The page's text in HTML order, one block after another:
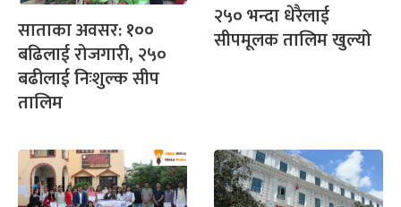
साताका अवसर: १००
बढिलाई रोजगारी, २५०
बढीलाई निःशुल्क सीप
तालिम
२५० भन्दा धेरैलाई
सीपमूलक तालिम खुल्यो